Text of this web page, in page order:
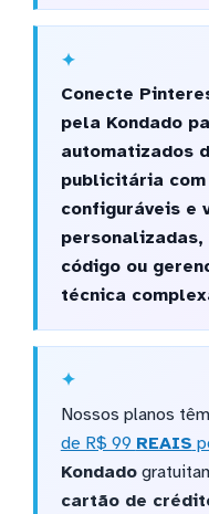
Conecte
pela Kondado
automatizados
publicitária
configuráveis e
código ou
técnica
Nossos planos têm
de R$ 99 REAIS
Kondado
cartão de